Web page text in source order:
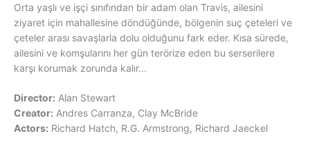
Orta yaşlı ve işçi sınıfından bir adam olan Travis, ailesini
ziyaret için mahallesine döndüğünde, bölgenin suç çeteleri ve
çeteler arası savaşlarla dolu olduğunu fark eder. Kısa sürede,
ailesini ve komşularını her gün terörize eden bu serserilere
karşı korumak zorunda kalır...
Director: Alan Stewart
Creator: Andres Carranza, Clay McBride
Actors: Richard Hatch, R.G. Armstrong, Richard Jaeckel